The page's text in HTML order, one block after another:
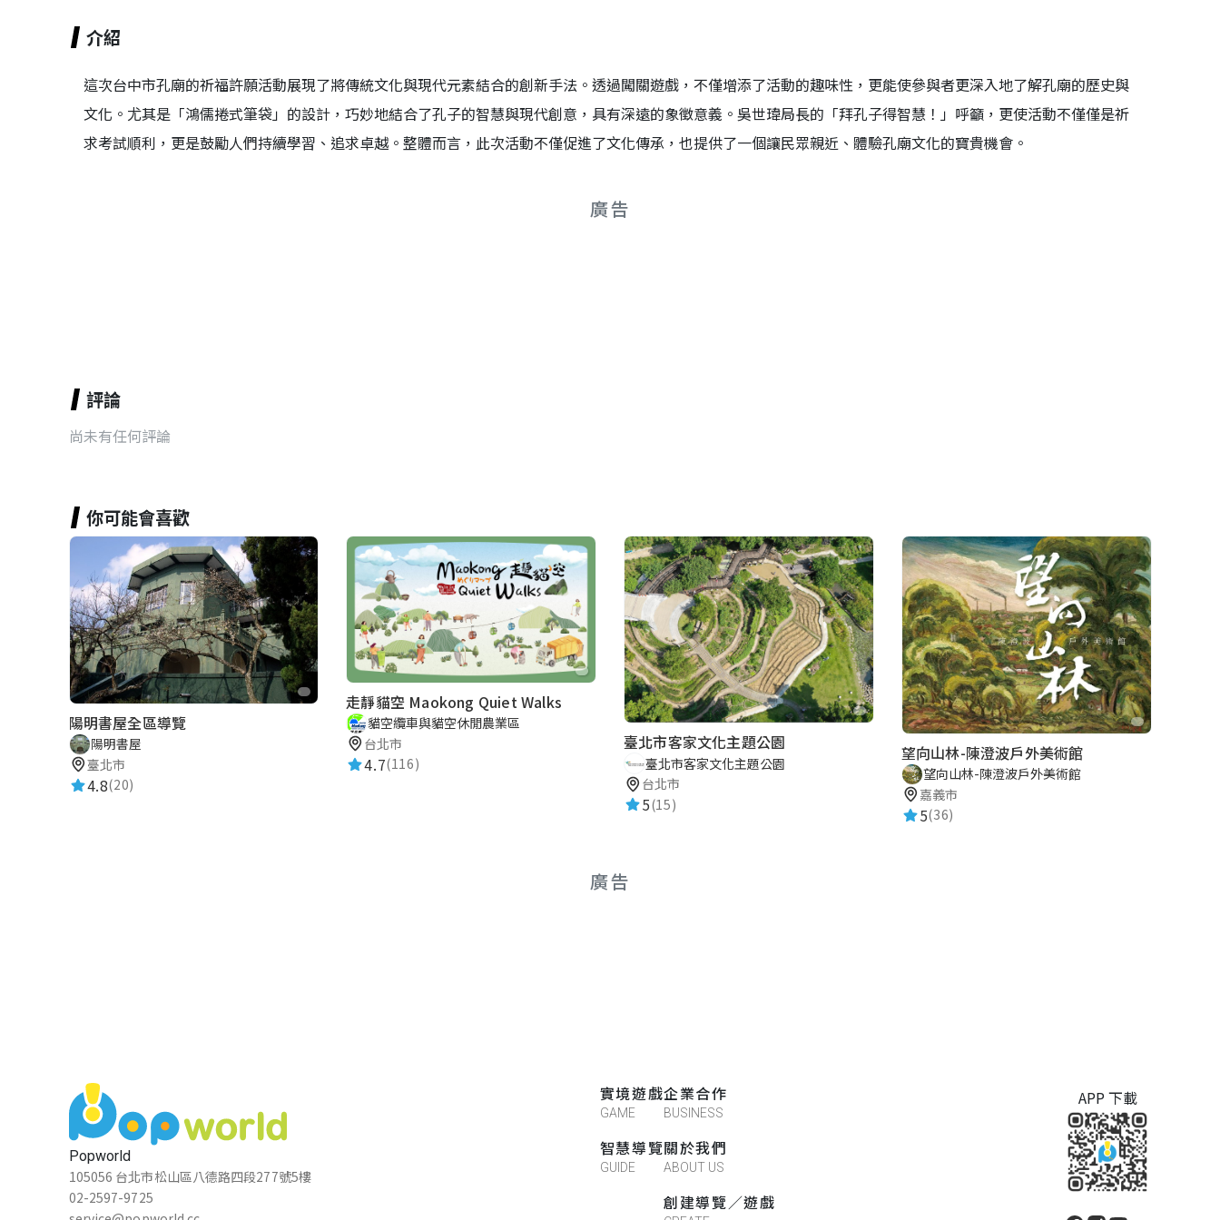
介紹
這次台中市孔廟的祈福許願活動展現了將傳統文化與現代元素結合的創新手法。透過闖關遊戲，不僅增添了活動的趣味性，更能使參與者更深入地了解孔廟的歷史與
文化。尤其是「鴻儒捲式筆袋」的設計，巧妙地結合了孔子的智慧與現代創意，具有深遠的象徵意義。吳世瑋局長的「拜孔子得智慧！」呼籲，更使活動不僅僅是祈
求考試順利，更是鼓勵人們持續學習、追求卓越。整體而言，此次活動不僅促進了文化傳承，也提供了一個讓民眾親近、體驗孔廟文化的寶貴機會。
廣告
評論
尚未有任何評論
你可能會喜歡
陽明書屋全區導覽
陽明書屋
臺北市
4.8(20)
走靜貓空 Maokong Quiet Walks
貓空纜車與貓空休閒農業區
台北市
4.7(116)
臺北市客家文化主題公園
臺北市客家文化主題公園
台北市
5(15)
望向山林-陳澄波戶外美術館
望向山林-陳澄波戶外美術館
嘉義市
5(36)
廣告
Popworld
105056 台北市松山區八德路四段277號5樓
02-2597-9725
實境遊戲
GAME
智慧導覽
GUIDE
企業合作
BUSINESS
關於我們
ABOUT US
創建導覽／遊戲
APP 下載